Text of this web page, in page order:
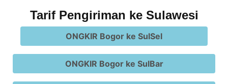
Tarif Pengiriman ke Sulawesi
ONGKIR Bogor ke SulSel
ONGKIR Bogor ke SulBar